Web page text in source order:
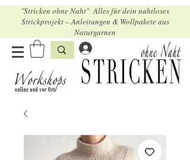
"Stricken ohne Naht" Alles für dein nahtloses
Strickprojekt – Anleitungen & Wollpakete aus
Naturgarnen